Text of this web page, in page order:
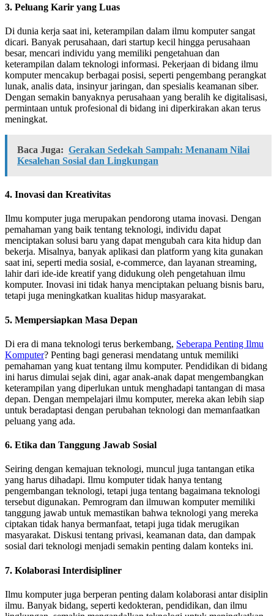
3. Peluang Karir yang Luas
Di dunia kerja saat ini, keterampilan dalam ilmu komputer sangat
dicari. Banyak perusahaan, dari startup kecil hingga perusahaan
besar, mencari individu yang memiliki pengetahuan dan
keterampilan dalam teknologi informasi. Pekerjaan di bidang ilmu
komputer mencakup berbagai posisi, seperti pengembang perangkat
lunak, analis data, insinyur jaringan, dan spesialis keamanan siber.
Dengan semakin banyaknya perusahaan yang beralih ke digitalisasi,
permintaan untuk profesional di bidang ini diperkirakan akan terus
meningkat.
Baca Juga: Gerakan Sedekah Sampah: Menanam Nilai
Kesalehan Sosial dan Lingkungan
4. Inovasi dan Kreativitas
Ilmu komputer juga merupakan pendorong utama inovasi. Dengan
pemahaman yang baik tentang teknologi, individu dapat
menciptakan solusi baru yang dapat mengubah cara kita hidup dan
bekerja. Misalnya, banyak aplikasi dan platform yang kita gunakan
saat ini, seperti media sosial, e-commerce, dan layanan streaming,
lahir dari ide-ide kreatif yang didukung oleh pengetahuan ilmu
komputer. Inovasi ini tidak hanya menciptakan peluang bisnis baru,
tetapi juga meningkatkan kualitas hidup masyarakat.
5. Mempersiapkan Masa Depan
Di era di mana teknologi terus berkembang, Seberapa Penting Ilmu
Komputer? Penting bagi generasi mendatang untuk memiliki
pemahaman yang kuat tentang ilmu komputer. Pendidikan di bidang
ini harus dimulai sejak dini, agar anak-anak dapat mengembangkan
keterampilan yang diperlukan untuk menghadapi tantangan di masa
depan. Dengan mempelajari ilmu komputer, mereka akan lebih siap
untuk beradaptasi dengan perubahan teknologi dan memanfaatkan
peluang yang ada.
6. Etika dan Tanggung Jawab Sosial
Seiring dengan kemajuan teknologi, muncul juga tantangan etika
yang harus dihadapi. Ilmu komputer tidak hanya tentang
pengembangan teknologi, tetapi juga tentang bagaimana teknologi
tersebut digunakan. Pemrogram dan ilmuwan komputer memiliki
tanggung jawab untuk memastikan bahwa teknologi yang mereka
ciptakan tidak hanya bermanfaat, tetapi juga tidak merugikan
masyarakat. Diskusi tentang privasi, keamanan data, dan dampak
sosial dari teknologi menjadi semakin penting dalam konteks ini.
7. Kolaborasi Interdisipliner
Ilmu komputer juga berperan penting dalam kolaborasi antar disiplin
ilmu. Banyak bidang, seperti kedokteran, pendidikan, dan ilmu